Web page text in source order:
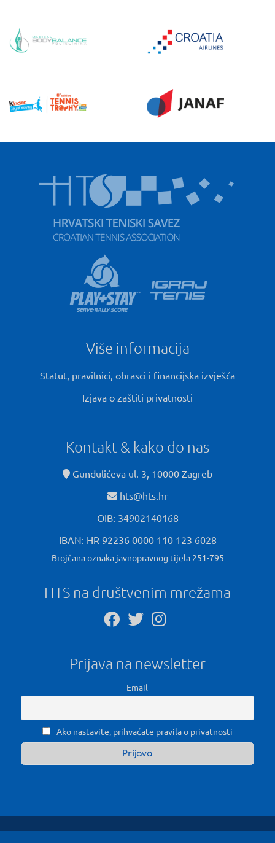
Više informacija
Statut, pravilnici, obrasci i financijska izvješća
Izjava o zaštiti privatnosti
Kontakt & kako do nas
Gundulićeva ul. 3, 10000 Zagreb
hts@hts.hr
OIB: 34902140168
IBAN: HR 92236 0000 110 123 6028
Brojčana oznaka javnopravnog tijela 251-795
HTS na društvenim mrežama
Prijava na newsletter
Email
Ako nastavite, prihvaćate pravila o privatnosti